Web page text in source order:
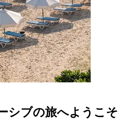
シブの旅へようこそ